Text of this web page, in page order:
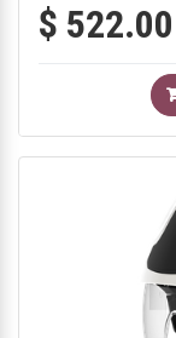
$ 522.00